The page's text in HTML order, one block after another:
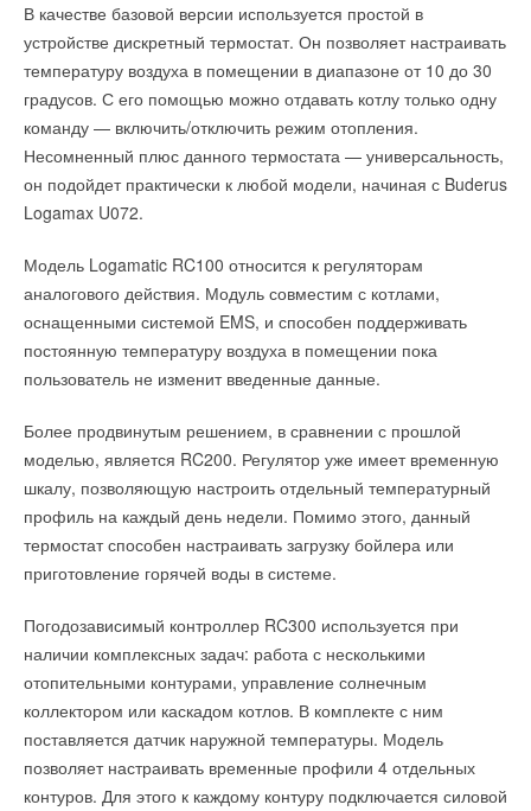
В качестве базовой версии используется простой в
устройстве дискретный термостат. Он позволяет настраивать
температуру воздуха в помещении в диапазоне от 10 до 30
градусов. С его помощью можно отдавать котлу только одну
команду — включить/отключить режим отопления.
Несомненный плюс данного термостата — универсальность,
он подойдет практически к любой модели, начиная с Buderus
Logamax U072.
Модель Logamatic RC100 относится к регуляторам
аналогового действия. Модуль совместим с котлами,
оснащенными системой EMS, и способен поддерживать
постоянную температуру воздуха в помещении пока
пользователь не изменит введенные данные.
Более продвинутым решением, в сравнении с прошлой
моделью, является RC200. Регулятор уже имеет временную
шкалу, позволяющую настроить отдельный температурный
профиль на каждый день недели. Помимо этого, данный
термостат способен настраивать загрузку бойлера или
приготовление горячей воды в системе.
Погодозависимый контроллер RC300 используется при
наличии комплексных задач: работа с несколькими
отопительными контурами, управление солнечным
коллектором или каскадом котлов. В комплекте с ним
поставляется датчик наружной температуры. Модель
позволяет настраивать временные профили 4 отдельных
контуров. Для этого к каждому контуру подключается силовой
отопления индивидуального дома, стали новые
малоэтажные микрорайоны 22а и 22б на улице Академика
Забабахина в Снежинске Челябинской области. Здесь
ведется строительство одно- и двухэтажных индивидуальных
коттеджей площадью от 90 до 220 квадратных метров. В
соответствии с проектом, во всех домах установлены котлы
Vitodens 100-W WB1C с оригинальной системой
дымоудаления и универсальные радиаторы Viessmann.
проблем при сопряжении оборудования и значительно
удобнее с точки зрения гарантийного и постгарантийного
обслуживания», — отмечает Ростислав Перевязкин,
специалист компании «Юнитерм+», осуществляющей
монтажные и пусконаладочные работы в новых жилых
На сегодняшний день в Снежинске завершена вторая
очередь малоэтажной застройки и проводится
благоустройство территории, заложены фундаменты домов
третьей очереди.
пятидесяти, планируется строительство трехэтажных домов
повышенной комфортности с решениями для поквартирного
отопления: конденсационными котлами Vitodens для
больших квартир и традиционными котлами Vitopend для
компактных помещений в комплекте с универсальными
радиаторами Viessmann.
дополнительных инструментов для монтажа привода, также
облегчает работу. А бесщеточные, надежные двигатели
постоянного тока гарантируют надежную эксплуатацию
независимо от загрузки.
Преимущества:
экономия энергии и денег благодаря двигателям с низким
позиционирования;
простой, беспроблемный и быстрый ввод в эксплуатацию
благодаря имеющейся на корпусе схеме подключения и
специальным цветовым маркировкам кабеля для
простого и безошибочного подключения, а также
байонетному монтажу;
гибкость благодаря рабочему напряжению AC/DC 24 В,
30 с и адаптации под нужды заказчика OEM (например,
длина кабеля);
защита инвестиций благодаря прочному, бесщеточному
мотору постоянного напряжения (BLDC).
Приводы шаровых клапанов GLD161.9E уже доступны для
заказа.
Читайте по теме:
4,5 млрд евро по итогам 2023 года
импортозамещения электродвигателей SIEMENS